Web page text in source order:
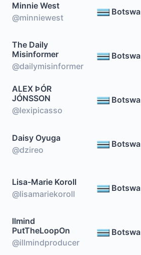
Minnie West
@minniewest
The Daily
Misinformer
@dailymisinformer
ALEX ÞÓR
JÓNSSON
@lexipicasso
Daisy Oyuga
@dzireo
Lisa-Marie Koroll
@lisamariekoroll
llmind
PutTheLoopOn
@illmindproducer